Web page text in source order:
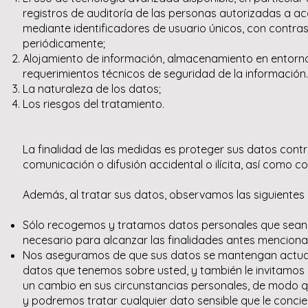
registros de auditoría de las personas autorizadas a
mediante identificadores de usuario únicos, con
periódicamente;
Alojamiento de información, almacenamiento en
requerimientos técnicos de seguridad de la información.
La naturaleza de los datos;
Los riesgos del tratamiento.
La finalidad de las medidas es proteger sus datos
comunicación o difusión accidental o ilícita, así como
Además, al tratar sus datos, observamos las siguientes
Sólo recogemos y tratamos datos personales que
necesario para alcanzar las finalidades antes
Nos aseguramos de que sus datos se mantengan
datos que tenemos sobre usted, y también le
un cambio en sus circunstancias personales, de
y podremos tratar cualquier dato sensible que le